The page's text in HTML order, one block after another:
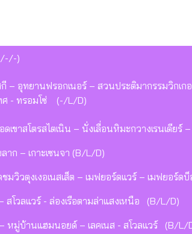
)
อุทยานฟรอกเนอร์ – สวนประติมากรรมวิกเก
ศ - ทรอมโซ่ (-/L/D)
เขาสโตรสไตเนิน – นั่งเลื่อนหิมะกวางเรนเดีย
ก – เกาะเซนจา (B/L/D)
วิวตุงเงอเนสเส็ต – เมฟยอร์ดแวร์ – เมฟยอร์ด
โวลแวร์ - ล่องเรือตามล่าแสงเหนือ (B/L/D)
หมู่บ้านแฮมนอยด์ – เลคเนส - สโวลแวร์ (B/L/